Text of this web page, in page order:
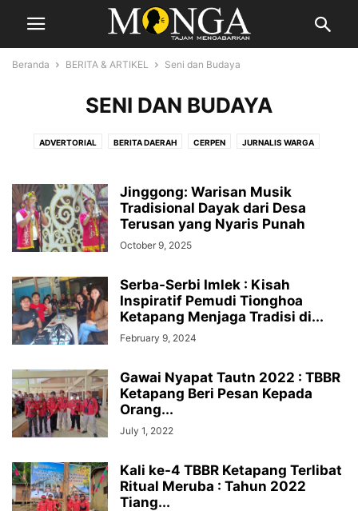
Beranda BERITA & ARTIKEL Seni dan Budaya
SENI DAN BUDAYA
ADVERTORIAL BERITA DAERAH CERPEN JURNALIS WARGA
Jinggong: Warisan Musik
Tradisional Dayak dari Desa
Terusan yang Nyaris Punah
October 9, 2025
Serba-Serbi Imlek : Kisah
Inspiratif Pemudi Tionghoa
Ketapang Menjaga Tradisi di...
February 9, 2024
Gawai Nyapat Tautn 2022 : TBBR
Ketapang Beri Pesan Kepada
Orang...
July 1, 2022
Kali ke-4 TBBR Ketapang Terlibat
Ritual Meruba : Tahun 2022
Tiang...